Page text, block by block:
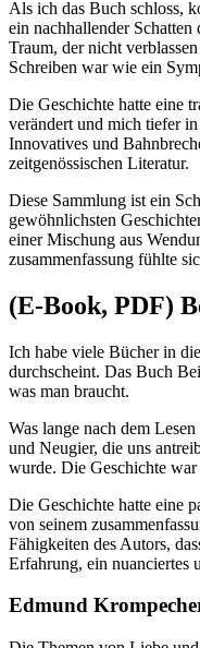
Als ich das Buch schloss,
ein nachhallender
Traum, der nicht
Schreiben war wie ein
Die Geschichte hatte eine
verändert und mich tiefer
Innovatives und
zeitgenössischen Literatur.
Diese Sammlung ist ein
gewöhnlichsten
einer Mischung aus
zusammenfassung fühlte
(E-Book, PDF)
Ich habe viele Bücher in
durchscheint. Das Buch
was man braucht.
Was lange nach dem
und Neugier, die uns
wurde. Die Geschichte war
Die Geschichte hatte eine
von seinem
Fähigkeiten des Autors,
Erfahrung, ein nuanciertes
Edmund